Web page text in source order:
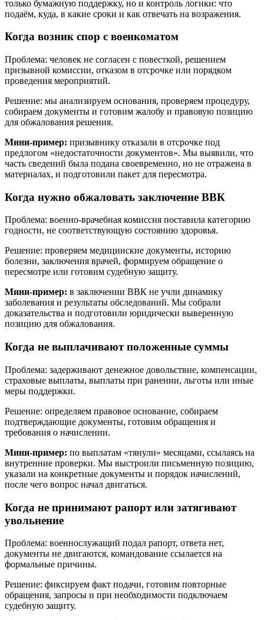
только бумажную поддержку, но и контроль логики: что
подаём, куда, в какие сроки и как отвечать на возражения.
Когда возник спор с военкоматом
Проблема: человек не согласен с повесткой, решением
призывной комиссии, отказом в отсрочке или порядком
проведения мероприятий.
Решение: мы анализируем основания, проверяем процедуру,
собираем документы и готовим жалобу и правовую позицию
для обжалования решения.
Мини-пример: призывнику отказали в отсрочке под
предлогом «недостаточности документов». Мы выявили, что
часть сведений была подана своевременно, но не отражена в
материалах, и подготовили пакет для пересмотра.
Когда нужно обжаловать заключение ВВК
Проблема: военно-врачебная комиссия поставила категорию
годности, не соответствующую состоянию здоровья.
Решение: проверяем медицинские документы, историю
болезни, заключения врачей, формируем обращение о
пересмотре или готовим судебную защиту.
Мини-пример: в заключении ВВК не учли динамику
заболевания и результаты обследований. Мы собрали
доказательства и подготовили юридически выверенную
позицию для обжалования.
Когда не выплачивают положенные суммы
Проблема: задерживают денежное довольствие, компенсации,
страховые выплаты, выплаты при ранении, льготы или иные
меры поддержки.
Решение: определяем правовое основание, собираем
подтверждающие документы, готовим обращения и
требования о начислении.
Мини-пример: по выплатам «тянули» месяцами, ссылаясь на
внутренние проверки. Мы выстроили письменную позицию,
указали на конкретные документы и порядок начислений,
после чего вопрос начал двигаться.
Когда не принимают рапорт или затягивают
увольнение
Проблема: военнослужащий подал рапорт, ответа нет,
документы не двигаются, командование ссылается на
формальные причины.
Решение: фиксируем факт подачи, готовим повторные
обращения, запросы и при необходимости подключаем
судебную защиту.